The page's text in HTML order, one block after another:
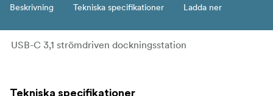
Beskrivning Tekniska specifikationer Ladda ner
USB-C 3,1 strömdriven dockningsstation
Tekniska specifikationer